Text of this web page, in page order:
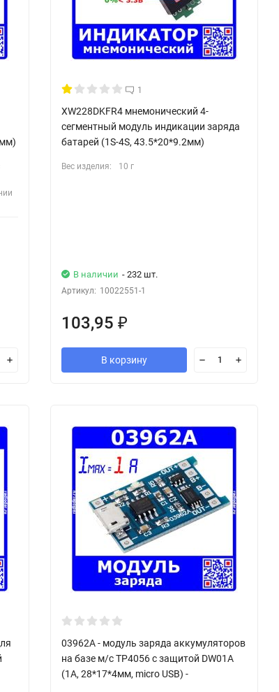
1
XW228DKFR4 мнемонический 4-
сегментный модуль индикации заряда
батарей (1S-4S, 43.5*20*9.2мм)
Вес изделия: 10 г
В наличии - 232 шт.
Артикул: 10022551-1
103,95 ₽
В корзину
03962A - модуль заряда аккумуляторов
на базе м/с TP4056 с защитой DW01A
(1А, 28*17*4мм, micro USB) -